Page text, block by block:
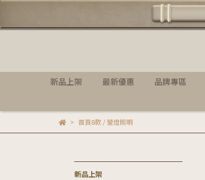
新品上架 最新優惠 品牌專區
首頁8款 / 營燈照明
新品上架